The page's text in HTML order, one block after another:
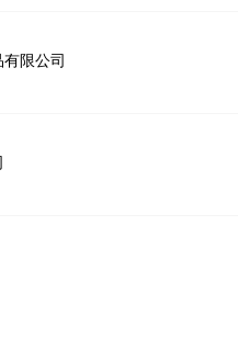
限公司